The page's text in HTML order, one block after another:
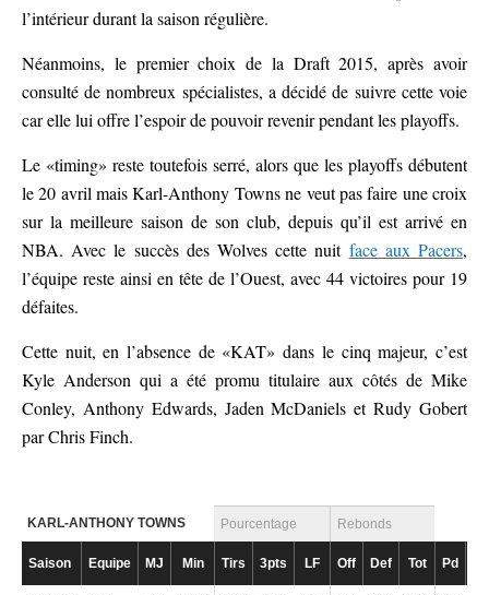
l’intérieur durant la saison régulière.
Néanmoins, le premier choix de la Draft 2015, après avoir
consulté de nombreux spécialistes, a décidé de suivre cette voie
car elle lui offre l’espoir de pouvoir revenir pendant les playoffs.
Le «timing» reste toutefois serré, alors que les playoffs débutent
le 20 avril mais Karl-Anthony Towns ne veut pas faire une croix
sur la meilleure saison de son club, depuis qu’il est arrivé en
NBA. Avec le succès des Wolves cette nuit face aux Pacers,
l’équipe reste ainsi en tête de l’Ouest, avec 44 victoires pour 19
défaites.
Cette nuit, en l’absence de «KAT» dans le cinq majeur, c’est
Kyle Anderson qui a été promu titulaire aux côtés de Mike
Conley, Anthony Edwards, Jaden McDaniels et Rudy Gobert
par Chris Finch.
KARL-ANTHONY TOWNS Pourcentage Rebonds
Saison Equipe MJ Min Tirs 3pts LF Off Def Tot Pd